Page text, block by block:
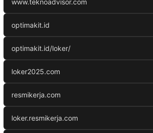
optimakit.id
optimakit.id/loker/
loker2025.com
resmikerja.com
loker.resmikerja.com